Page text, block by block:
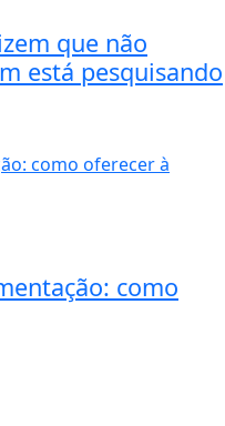
que não
está pesquisando
como